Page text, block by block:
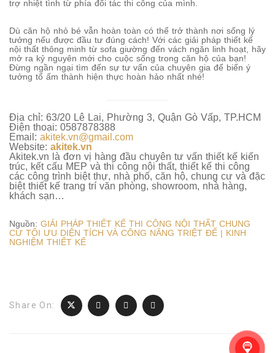
trợ nhiệt tình từ phía đối tác thi công của mình.
Dù căn hộ nhỏ bé vẫn hoàn toàn có thể trở thành nơi sống lý
tưởng nếu được đầu tư đúng cách! Với các giải pháp thiết kế
nội thất thông minh từ sofa giường đến vách ngăn linh hoạt, hãy
mở ra kỷ nguyên mới cho cuộc sống trong căn hộ của bạn!
Đừng ngần ngại tìm đến sự tư vấn của chuyên gia để biến ý
tưởng tổ ấm thành hiện thực hoàn hảo nhất nhé!
Địa chỉ: 63/20 Lê Lai, Phường 3, Quận Gò Vấp, TP.HCM
Điện thoại: 0587878388
Email: akitek.vn@gmail.com
Website: akitek.vn
Akitek.vn là đơn vị hàng đầu chuyên tư vấn thiết kế kiến
trúc, kết cấu MEP và thi công nội thất, thiết kế thi công
các công trình biệt thự, nhà phố, căn hộ, chung cư và đặc
biệt thiết kế trang trí văn phòng, showroom, nhà hàng,
khách sạn…
Nguồn: GIẢI PHÁP THIẾT KẾ THI CÔNG NỘI THẤT CHUNG
CƯ TỐI ƯU DIỆN TÍCH VÀ CÔNG NĂNG TRIỆT ĐỂ | KINH
NGHIỆM THIẾT KẾ
Share On: